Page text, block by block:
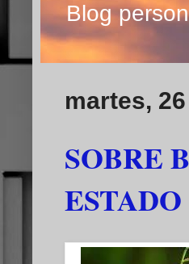
Blog
martes,
SOBRE
ESTADO